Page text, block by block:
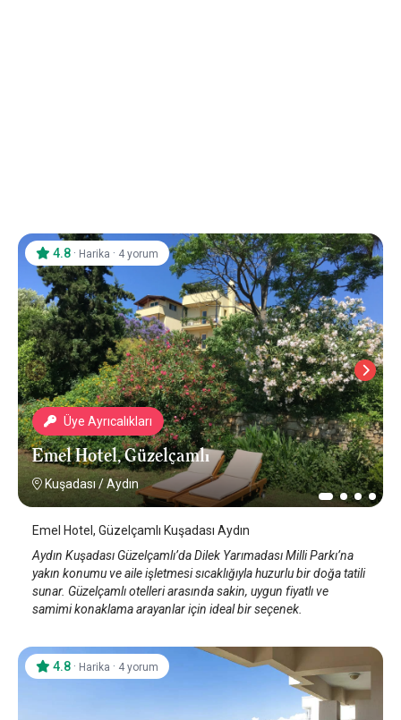
Üye Ayrıcalıkları
Emel Hotel, Güzelçamlı
Kuşadası /Aydın
4.8 · Harika · 4 yorum
Emel Hotel, Güzelçamlı Kuşadası Aydın
Aydın Kuşadası Güzelçamlı’da Dilek Yarımadası Milli Parkı’na
yakın konumu ve aile işletmesi sıcaklığıyla huzurlu bir doğa tatili
sunar. Güzelçamlı otelleri arasında sakin, uygun fiyatlı ve
samimi konaklama arayanlar için ideal bir seçenek.
4.8 · Harika · 4 yorum